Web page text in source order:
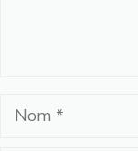
Nom